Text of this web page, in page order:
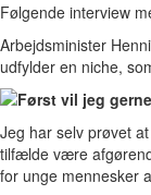
Følgende interview
Arbejdsminister
udfylder en niche,
Først vil jeg
Jeg har selv prøvet
tilfælde være
for unge mennesker